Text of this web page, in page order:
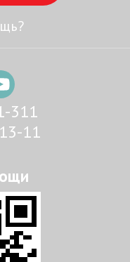
311
11